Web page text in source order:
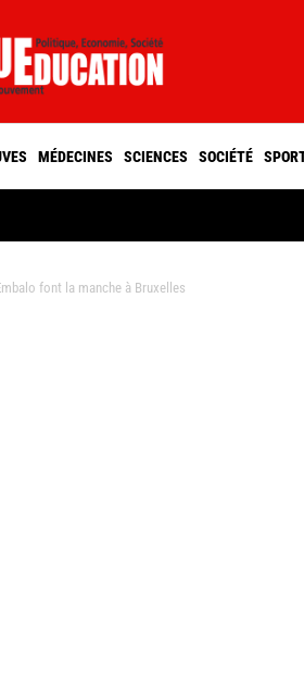
MÉDECINES SCIENCES SOCIÉTÉ
font la manche à Bruxelles